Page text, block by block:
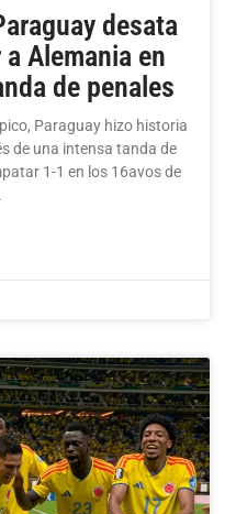
desata
Alemania en
de penales
Paraguay hizo historia
de una intensa tanda de
1-1 en los 16avos de